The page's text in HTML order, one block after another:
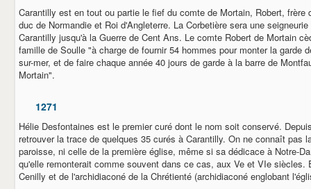
Carantilly est en tout ou partie le fief du comte de Mortain, Robert, frère
duc de Normandie et Roi d'Angleterre. La Corbetière sera une
Carantilly jusqu'à la Guerre de Cent Ans. Le comte Robert de Mortain
famille de Soulle "à charge de fournir 54 hommes pour monter la garde
sur-mer, et de faire chaque année 40 jours de garde à la barre de
Mortain".
1271
Hélie Desfontaines est le premier curé dont le nom soit conservé.
retrouver la trace de quelques 35 curés à Carantilly. On ne connaît pas
paroisse, ni celle de la première église, même si sa dédicace à Notre-
qu'elle remonterait comme souvent dans ce cas, aux Ve et VIe siècles.
Cenilly et de l'archidiaconé de la Chrétienté (archidiaconé englobant